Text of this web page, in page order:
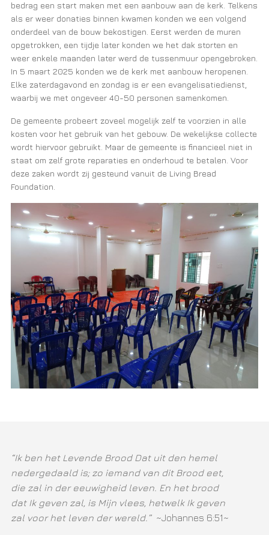
bedrag een start maken met een aanbouw aan de kerk. Telkens
als er weer donaties binnen kwamen konden we een volgend
onderdeel van de bouw bekostigen. Eerst werden de muren
opgetrokken, een tijdje later konden we het dak storten en
weer enkele maanden later werd de tussenmuur opengebroken.
In 5 maart 2025 konden we de kerk met aanbouw heropenen.
Elke zaterdagavond en zondag is er een evangelisatiedienst,
waarbij we met ongeveer 40-50 personen samenkomen.
De gemeente probeert zoveel mogelijk zelf te voorzien in alle
kosten voor het gebruik van het gebouw. De wekelijkse collecte
wordt hiervoor gebruikt. Maar de gemeente is financieel niet in
staat om zelf grote reparaties en onderhoud te betalen. Voor
deze zaken wordt zij gesteund vanuit de Living Bread
Foundation.
“Ik ben het Levende Brood Dat uit den hemel
nedergedaald is; zo iemand van dit Brood eet,
die zal in der eeuwigheid leven. En het brood
dat Ik geven zal, is Mijn vlees, hetwelk Ik geven
zal voor het leven der wereld.” ~Johannes 6:51~